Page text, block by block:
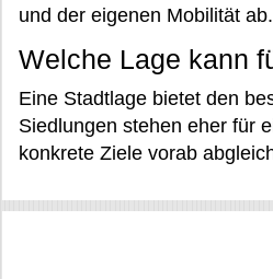
und der eigenen Mobilität ab.
Welche Lage kann
Eine Stadtlage bietet den
Siedlungen stehen eher für
konkrete Ziele vorab